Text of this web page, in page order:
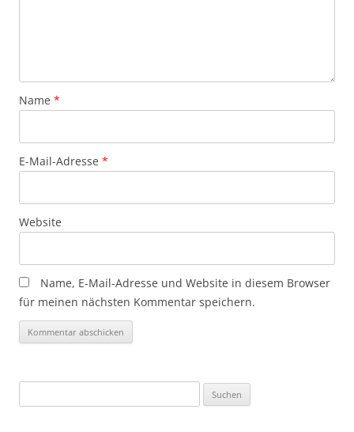
Name *
E-Mail-Adresse *
Website
Name, E-Mail-Adresse und Website in diesem Browser
für meinen nächsten Kommentar speichern.
nach: